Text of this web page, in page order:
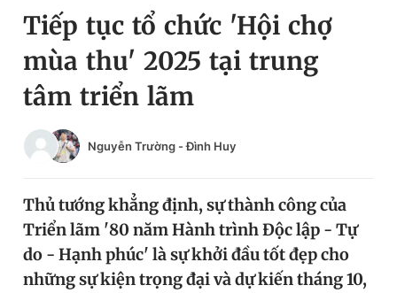
Chuyên mục
Chuyên mục khác
Chào ngày mới Tin 24h
Video Magazine
Đổi mật khẩu
Tin đã lưu
Đăng xuất
Tiếp tục tổ chức 'Hội chợ
mùa thu' 2025 tại trung
tâm triển lãm
Nguyễn Trường - Đình Huy
Thủ tướng khẳng định, sự thành công của
Triển lãm '80 năm Hành trình Độc lập - Tự
do - Hạnh phúc' là sự khởi đầu tốt đẹp cho
những sự kiện trọng đại và dự kiến tháng 10,